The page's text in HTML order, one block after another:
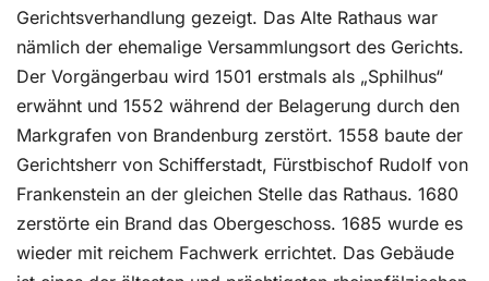
Gerichtsverhandlung gezeigt. Das Alte Rathaus war
nämlich der ehemalige Versammlungsort des Gerichts.
Der Vorgängerbau wird 1501 erstmals als „Sphilhus“
erwähnt und 1552 während der Belagerung durch den
Markgrafen von Brandenburg zerstört. 1558 baute der
Gerichtsherr von Schifferstadt, Fürstbischof Rudolf von
Frankenstein an der gleichen Stelle das Rathaus. 1680
zerstörte ein Brand das Obergeschoss. 1685 wurde es
wieder mit reichem Fachwerk errichtet. Das Gebäude